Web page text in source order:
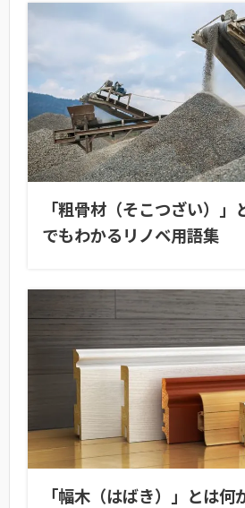
「粗骨材（そこつざい）
でもわかるリノベ用語集
「幅木（はばき）」とは